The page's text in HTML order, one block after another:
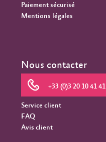
Paiement sécurisé
Mentions légales
Nous contacter
+33 (0)3 20 10 41 41
Service client
FAQ
Avis client